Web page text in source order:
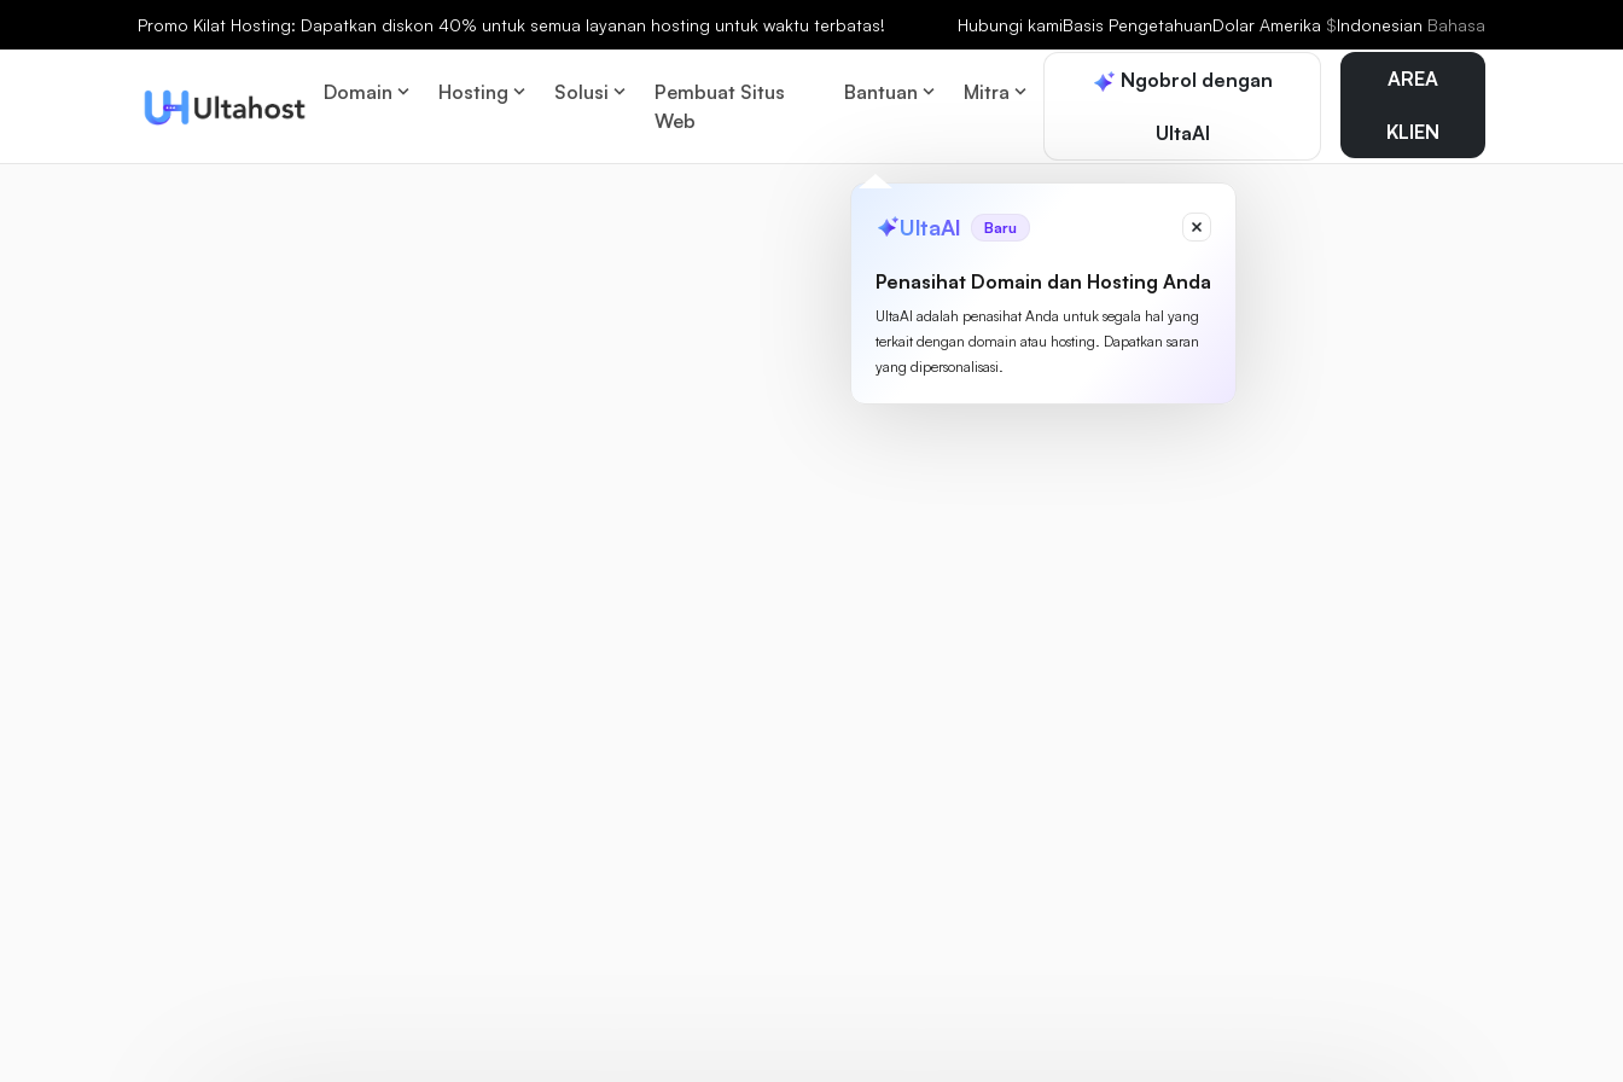
Promo Kilat Hosting: Dapatkan diskon 40% untuk semua layanan hosting untuk waktu terbatas! Hubungi kamiBasis PengetahuanDolar Amerika $Indonesian Bahasa
Domain Hosting Solusi
Pembuat Situs
Web
Bantuan Mitra Ngobrol dengan
UltaAI
UltaAI Baru
Penasihat Domain dan Hosting Anda
UltaAI adalah penasihat Anda untuk segala hal yang
terkait dengan domain atau hosting. Dapatkan saran
yang dipersonalisasi.
AREA
KLIEN